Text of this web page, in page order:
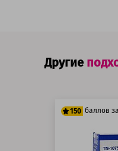
Другие
150 баллов
125 баллов